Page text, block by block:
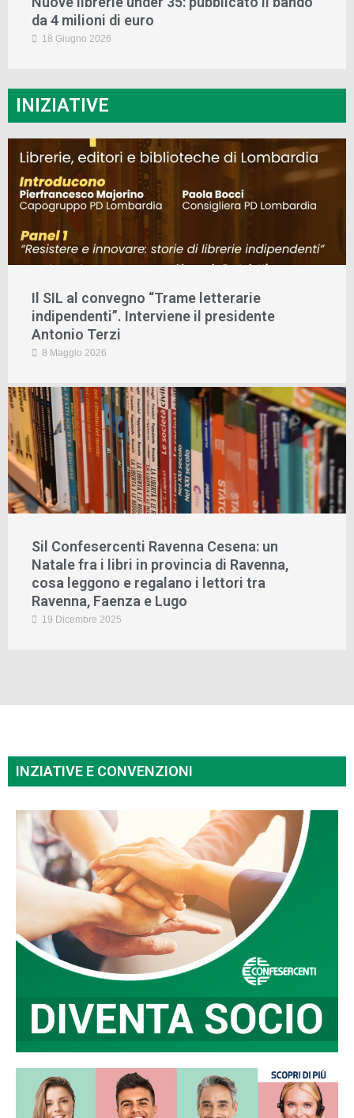
da 4 milioni di euro
18 Giugno 2026
INIZIATIVE
Il SIL al convegno “Trame letterarie
indipendenti”. Interviene il presidente
Antonio Terzi
8 Maggio 2026
Sil Confesercenti Ravenna Cesena: un
Natale fra i libri in provincia di Ravenna,
cosa leggono e regalano i lettori tra
Ravenna, Faenza e Lugo
19 Dicembre 2025
INZIATIVE E CONVENZIONI